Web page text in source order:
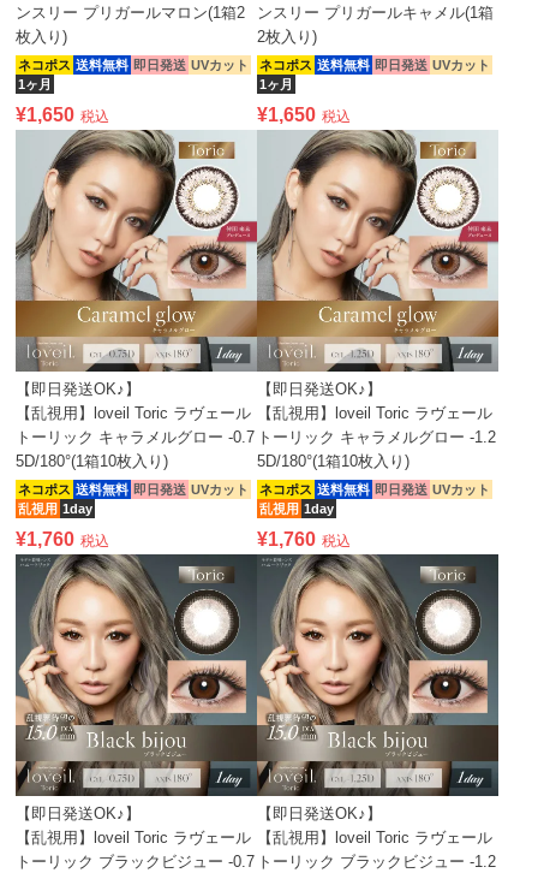
ンスリー プリガールマロン(1箱2
枚入り)
ネコポス 送料無料 即日発送 UVカット
1ヶ月
¥1,650 税込
ンスリー プリガールキャメル(1箱
2枚入り)
ネコポス 送料無料 即日発送 UVカット
1ヶ月
¥1,650 税込
【即日発送OK♪】
【乱視用】loveil Toric ラヴェール
トーリック キャラメルグロー -0.7
5D/180°(1箱10枚入り)
ネコポス 送料無料 即日発送 UVカット
乱視用 1day
¥1,760 税込
【即日発送OK♪】
【乱視用】loveil Toric ラヴェール
トーリック キャラメルグロー -1.2
5D/180°(1箱10枚入り)
ネコポス 送料無料 即日発送 UVカット
乱視用 1day
¥1,760 税込
【即日発送OK♪】
【乱視用】loveil Toric ラヴェール
トーリック ブラックビジュー -0.7
【即日発送OK♪】
【乱視用】loveil Toric ラヴェール
トーリック ブラックビジュー -1.2